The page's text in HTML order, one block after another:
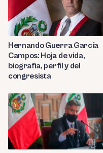
Hernando Guerra García
Campos: Hoja de vida,
biografía, perfil y del
congresista